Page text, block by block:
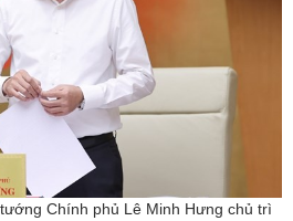
Chính phủ Lê Minh Hưng chủ trì